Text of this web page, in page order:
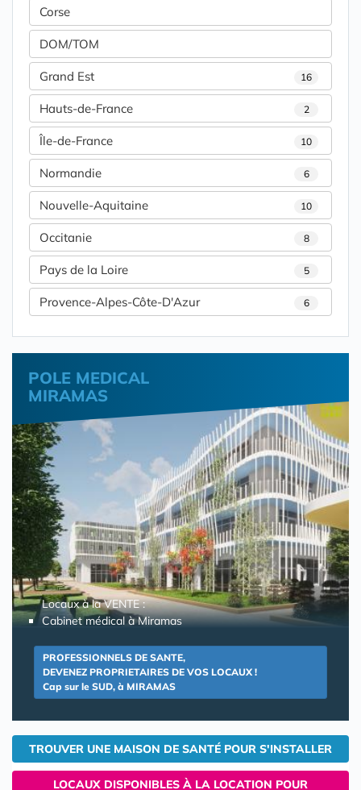
Corse
DOM/TOM
Grand Est 16
Hauts-de-France 2
Île-de-France 10
Normandie 6
Nouvelle-Aquitaine 10
Occitanie 8
Pays de la Loire 5
Provence-Alpes-Côte-D'Azur 6
POLE MEDICAL
MIRAMAS
Locaux à la VENTE :
Cabinet médical à Miramas
PROFESSIONNELS DE SANTE,
DEVENEZ PROPRIETAIRES DE VOS LOCAUX !
Cap sur le SUD, à MIRAMAS
TROUVER UNE MAISON DE SANTÉ POUR S'INSTALLER
LOCAUX DISPONIBLES À LA LOCATION POUR